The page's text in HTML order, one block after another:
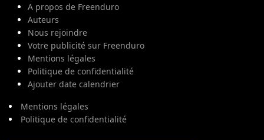
A propos de Freenduro
Auteurs
Nous rejoindre
Votre publicité sur Freenduro
Mentions légales
Politique de confidentialité
Ajouter date calendrier
Mentions légales
Politique de confidentialité